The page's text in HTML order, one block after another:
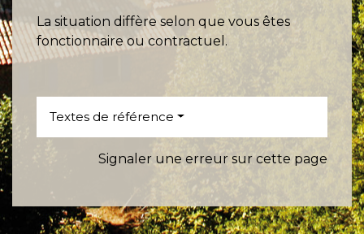
La situation diffère selon que vous êtes
fonctionnaire ou contractuel.
Textes de référence
Signaler une erreur sur cette page